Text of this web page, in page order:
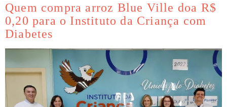
Quem compra arroz Blue Ville doa R$
0,20 para o Instituto da Criança com
Diabetes